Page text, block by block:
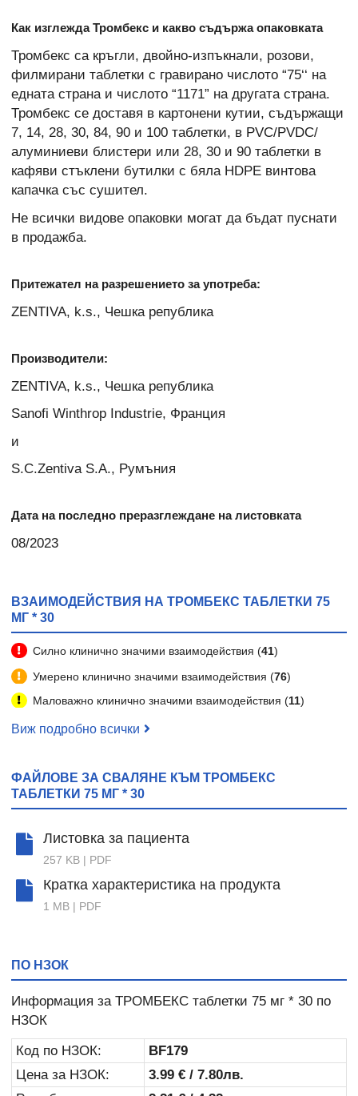
Как изглежда Тромбекс и какво съдържа опаковката
Тромбекс са кръгли, двойно-изпъкнали, розови,
филмирани таблетки с гравирано числото “75‘‘ на
едната страна и числото “1171” на другата страна.
Тромбекс се доставя в картонени кутии, съдържащи
7, 14, 28, 30, 84, 90 и 100 таблетки, в PVC/PVDC/
алуминиеви блистери или 28, 30 и 90 таблетки в
кафяви стъклени бутилки с бяла HDPE винтова
капачка със сушител.
Не всички видове опаковки могат да бъдат пуснати
в продажба.
Притежател на разрешението за употреба:
ZENTIVA, k.s., Чешка република
Производители:
ZENTIVA, k.s., Чешка република
Sanofi Winthrop Industrie, Франция
и
S.C.Zentiva S.A., Румъния
Дата на последно преразглеждане на листовката
08/2023
ВЗАИМОДЕЙСТВИЯ НА ТРОМБЕКС ТАБЛЕТКИ 75
МГ * 30
Силно клинично значими взаимодействия (41)
Умерено клинично значими взаимодействия (76)
Маловажно клинично значими взаимодействия (11)
Виж подробно всички
ФАЙЛОВЕ ЗА СВАЛЯНЕ КЪМ ТРОМБЕКС
ТАБЛЕТКИ 75 МГ * 30
Листовка за пациента
257 KB | PDF
Кратка характеристика на продукта
1 MB | PDF
ПО НЗОК
Информация за ТРОМБЕКС таблетки 75 мг * 30 по
НЗОК
Код по НЗОК:
BF179
Цена за НЗОК:
3.99 € / 7.80лв.